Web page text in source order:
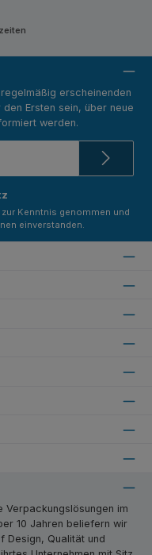
erscheinenden
Ersten sein, über neue
werden.
zur Kenntnis genommen und
einverstanden.
im
10 Jahren beliefern wir
Design, Qualität und